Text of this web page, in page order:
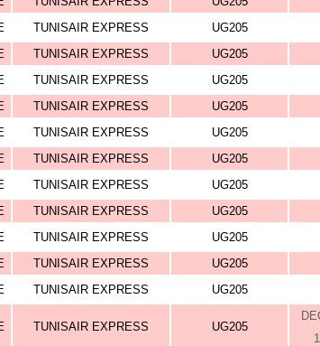
TUNISAIR EXPRESS
UG205
TUNISAIR EXPRESS
UG205
TUNISAIR EXPRESS
UG205
TUNISAIR EXPRESS
UG205
TUNISAIR EXPRESS
UG205
TUNISAIR EXPRESS
UG205
TUNISAIR EXPRESS
UG205
TUNISAIR EXPRESS
UG205
TUNISAIR EXPRESS
UG205
TUNISAIR EXPRESS
UG205
TUNISAIR EXPRESS UG205
TUNISAIR EXPRESS UG205